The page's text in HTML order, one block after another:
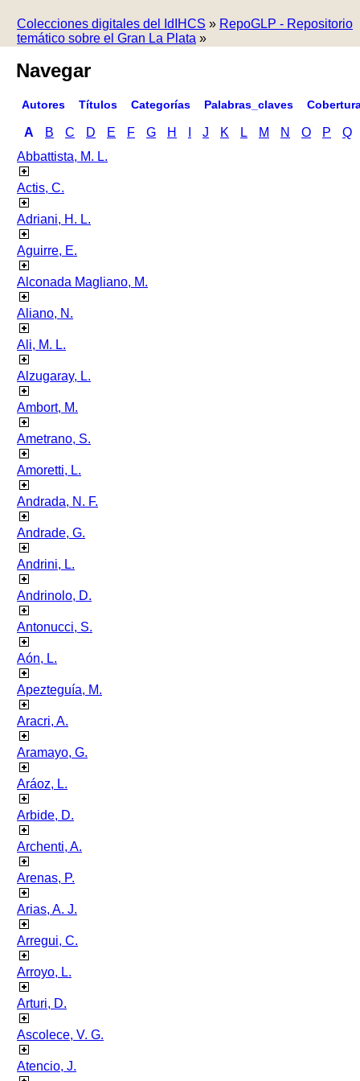
Colecciones digitales del IdIHCS » RepoGLP - Repositorio
temático sobre el Gran La Plata »
Navegar
Autores Títulos Categorías Palabras_claves
A B C D E F G H J K L M N O P
Q
Abbattista, M. L.
Actis, C.
Adriani, H. L.
Aguirre, E.
Alconada Magliano, M.
Aliano, N.
Ali, M. L.
Alzugaray, L.
Ambort, M.
Ametrano, S.
Amoretti, L.
Andrada, N. F.
Andrade, G.
Andrini, L.
Andrinolo, D.
Antonucci, S.
Aón, L.
Apezteguía, M.
Aracri, A.
Aramayo, G.
Aráoz, L.
Arbide, D.
Archenti, A.
Arenas, P.
Arias, A. J.
Arregui, C.
Arroyo, L.
Arturi, D.
Ascolece, V. G.
Atencio, J.